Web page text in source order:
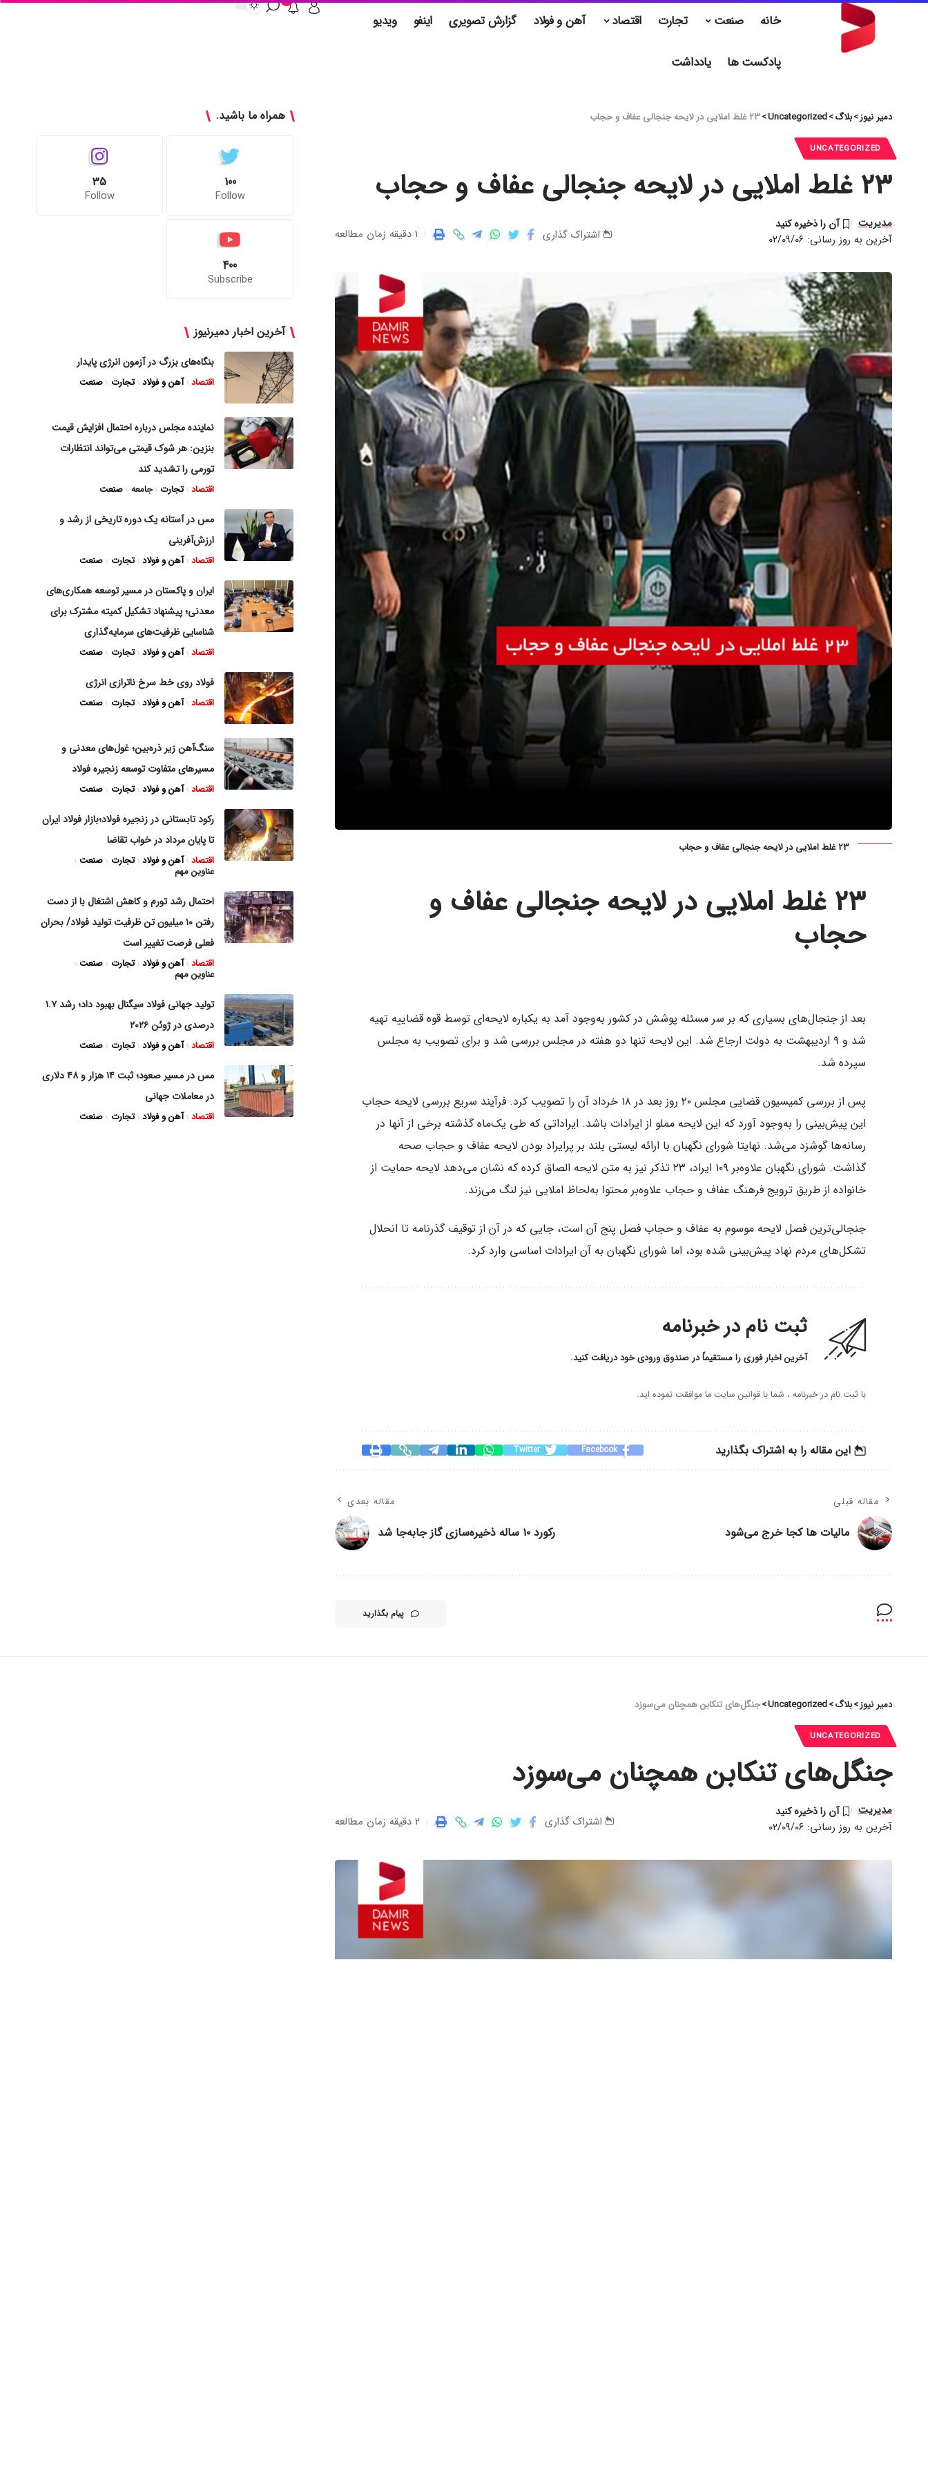
خانه صنعت تجارت اقتصاد آهن و فولاد گزارش تصویری اینفو ویدیو
پادکست ها یادداشت
دمیر نیوز>بلاگ>
Uncategorized
>۲۳ غلط املایی در لایحه جنجالی عفاف و حجاب
UNCATEGORIZED
۲۳ غلط املایی در لایحه جنجالی عفاف و حجاب
آخرین به روز رسانی: ۰۲/۰۹/۰۶
مدیریت
اشتراک گذاری 1 دقیقه زمان مطالعه
۲۳ غلط املایی در لایحه جنجالی عفاف و حجاب
۲۳ غلط املایی در لایحه جنجالی عفاف و
حجاب
بعد از جنجال‌های بسیاری که بر سر مسئله پوشش در کشور به‌وجود آمد به یکباره لایحه‌ای توسط قوه قضاییه تهیه
شد و ۹ اردیبهشت به دولت ارجاع شد. این لایحه تنها دو هفته در مجلس بررسی شد و برای تصویب به مجلس
سپرده شد.
پس از بررسی کمیسیون قضایی مجلس ۲۰ روز بعد در ۱۸ خرداد آن را تصویب کرد. فرآیند سریع بررسی لایحه حجاب
این پیش‌بینی را به‌وجود آورد که این لایحه مملو از ایرادات باشد. ایراداتی که طی یک‌ماه گذشته برخی از آنها در
رسانه‌ها گوشزد می‌شد. نهایتا شورای نگهبان با ارائه لیستی بلند بر پرایراد بودن لایحه عفاف و حجاب صحه
گذاشت. شورای نگهبان علاوه‌بر ۱۰۹ ایراد، ۲۳ تذکر نیز به متن لایحه الصاق کرده که نشان می‌دهد لایحه حمایت از
خانواده از طریق ترویج فرهنگ عفاف و حجاب علاوه‌بر محتوا به‌لحاظ املایی نیز لنگ می‌زند.
جنجالی‌ترین فصل لایحه موسوم به عفاف و حجاب فصل پنج آن است، جایی که در آن از توقیف گذرنامه تا انحلال
تشکل‌های مردم نهاد پیش‌بینی شده بود، اما شورای نگهبان به آن ایرادات اساسی وارد کرد.
ثبت نام در خبرنامه
آخرین اخبار فوری را مستقیماً در صندوق ورودی خود دریافت کنید.
با ثبت نام در خبرنامه ، شما با قوانین سایت ما موافقت نموده اید.
این مقاله را به اشتراک بگذارید Facebook
Twitter
مقاله قبلی
مالیات ها کجا خرج می‌شود
مقاله بعدی
رکورد ۱۰ ساله ذخیره‌سازی گاز جابه‌جا شد
پیام بگذارید
همراه ما باشید.
100
Follow
35
Follow
400
Subscribe
آخرین اخبار دمیرنیوز
بنگاه‌های بزرگ در آزمون انرژی پایدار
اقتصاد آهن و فولاد تجارت صنعت
نماینده مجلس درباره احتمال افزایش قیمت
بنزین: هر شوک قیمتی می‌تواند انتظارات
تورمی را تشدید کند
اقتصاد تجارت جامعه صنعت
مس در آستانه یک دوره تاریخی از رشد و
ارزش‌آفرینی
اقتصاد آهن و فولاد تجارت صنعت
ایران و پاکستان در مسیر توسعه همکاری‌های
معدنی؛ پیشنهاد تشکیل کمیته مشترک برای
شناسایی ظرفیت‌های سرمایه‌گذاری
اقتصاد آهن و فولاد تجارت صنعت
فولاد روی خط سرخ ناترازی انرژی
اقتصاد آهن و فولاد تجارت صنعت
سنگ‌آهن زیر ذره‌بین؛ غول‌های معدنی و
مسیر‌های متفاوت توسعه زنجیره فولاد
اقتصاد آهن و فولاد تجارت صنعت
رکود تابستانی در زنجیره فولاد؛بازار فولاد ایران
تا پایان مرداد در خواب تقاضا
اقتصاد آهن و فولاد تجارت صنعت
عناوین مهم
احتمال رشد تورم و کاهش اشتغال با از دست
رفتن ۱۰ میلیون تن ظرفیت تولید فولاد/ بحران
فعلی فرصت تغییر است
اقتصاد آهن و فولاد تجارت صنعت
عناوین مهم
تولید جهانی فولاد سیگنال بهبود داد؛ رشد ۱.۷
درصدی در ژوئن ۲۰۲۶
اقتصاد آهن و فولاد تجارت صنعت
مس در مسیر صعود؛ ثبت ۱۴ هزار و ۴۸ دلاری
در معاملات جهانی
اقتصاد آهن و فولاد تجارت صنعت
دمیر نیوز>بلاگ>
Uncategorized
>جنگل‌های تنکابن همچنان می‌سوزد
UNCATEGORIZED
جنگل‌های تنکابن همچنان می‌سوزد
آخرین به روز رسانی: ۰۲/۰۹/۰۶
مدیریت
اشتراک گذاری 2 دقیقه زمان مطالعه